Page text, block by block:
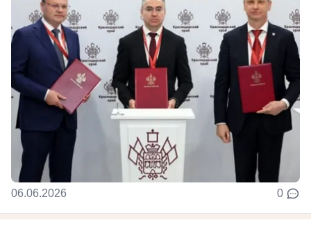
06.06.2026 0